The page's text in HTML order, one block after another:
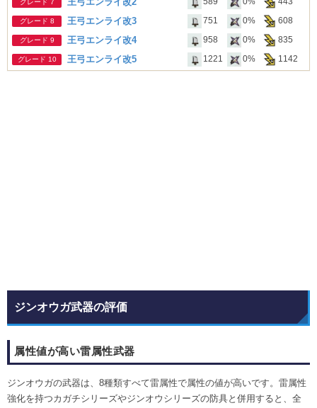
グレード 8 王弓エンライ改3 751 0% 608
グレード 9 王弓エンライ改4 958 0% 835
グレード 10 王弓エンライ改5 1221 0% 1142
ジンオウガ武器の評価
属性値が高い雷属性武器
ジンオウガの武器は、8種類すべて雷属性で属性の値が高いです。雷属性
強化を持つカガチシリーズやジンオウシリーズの防具と併用すると、全